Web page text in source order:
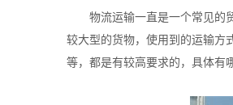
物流运输一直是一个常见的
较大型的货物，使用到的运输方
等，都是有较高要求的，具体有